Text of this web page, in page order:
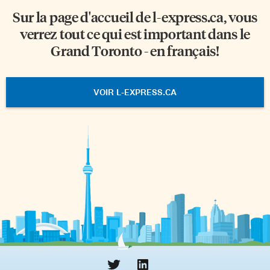
Sur la page d'accueil del-express.ca, vous
verrez tout ce qui est important dans le
Grand Toronto - en français!
VOIR L-EXPRESS.CA